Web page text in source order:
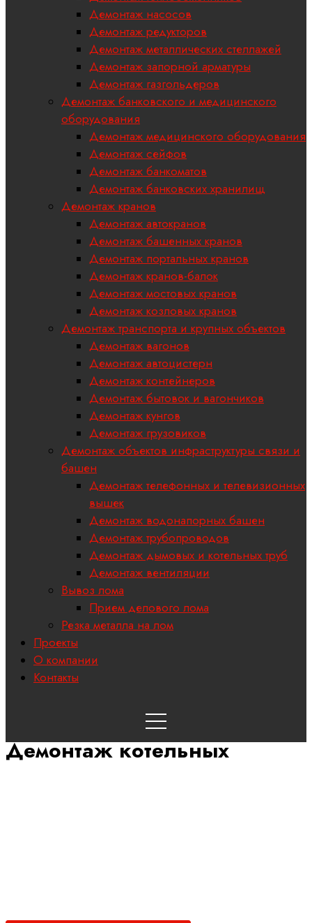
Демонтаж насосов
Демонтаж редукторов
Демонтаж металлических стеллажей
Демонтаж запорной арматуры
Демонтаж газгольдеров
Демонтаж банковского и медицинского
оборудования
Демонтаж медицинского оборудования
Демонтаж сейфов
Демонтаж банкоматов
Демонтаж банковских хранилищ
Демонтаж кранов
Демонтаж автокранов
Демонтаж башенных кранов
Демонтаж портальных кранов
Демонтаж кранов-балок
Демонтаж мостовых кранов
Демонтаж козловых кранов
Демонтаж транспорта и крупных объектов
Демонтаж вагонов
Демонтаж автоцистерн
Демонтаж контейнеров
Демонтаж бытовок и вагончиков
Демонтаж кунгов
Демонтаж грузовиков
Демонтаж объектов инфраструктуры связи и
башен
Демонтаж телефонных и телевизионных
вышек
Демонтаж водонапорных башен
Демонтаж трубопроводов
Демонтаж дымовых и котельных труб
Демонтаж вентиляции
Вывоз лома
Прием делового лома
Резка металла на лом
Проекты
О компании
Контакты
Демонтаж котельных